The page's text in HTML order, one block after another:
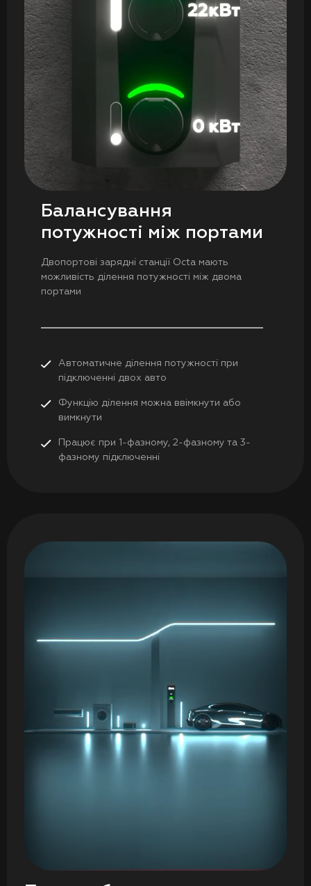
Балансування
потужності між портами
Двопортові зарядні станції Octa мають
можливість ділення потужності між двома
портами
Автоматичне ділення потужності при
підключенні двох авто
Функцію ділення можна ввімкнути або
вимкнути
Працює при 1-фазному, 2-фазному та 3-
фазному підключенні